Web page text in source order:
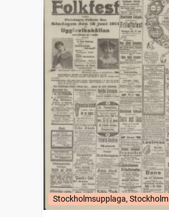
Stockholmsupplaga, Stockholm